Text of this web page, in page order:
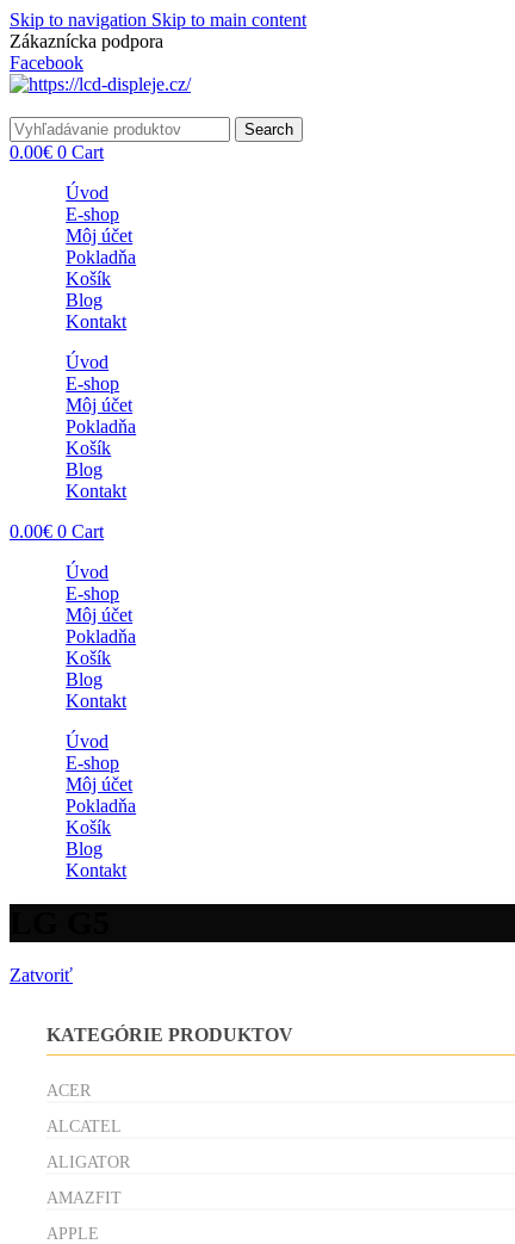
Skip to navigation Skip to main content
Zákaznícka podpora
Facebook
Search
0.00€ 0 Cart
Úvod
E-shop
Môj účet
Pokladňa
Košík
Blog
Kontakt
Úvod
E-shop
Môj účet
Pokladňa
Košík
Blog
Kontakt
0.00€ 0 Cart
Úvod
E-shop
Môj účet
Pokladňa
Košík
Blog
Kontakt
Úvod
E-shop
Môj účet
Pokladňa
Košík
Blog
Kontakt
Zatvoriť
KATEGÓRIE PRODUKTOV
ACER
ALCATEL
ALIGATOR
AMAZFIT
APPLE